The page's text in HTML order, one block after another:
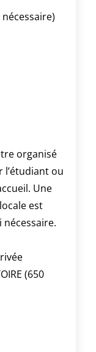
organisé
ou
Une
est
(650